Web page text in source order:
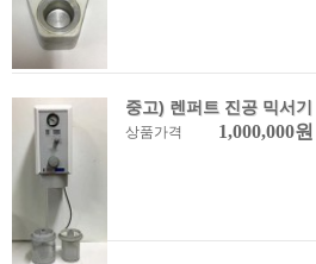
중고) 렌퍼트 진공 믹서기
상품가격 1,000,000원